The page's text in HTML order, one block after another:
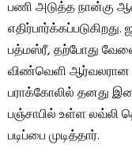
பணி அடுத்த நான்கு
பத்மஸ்ரீ, தற்போது
விண்வெளி
பராக்கோலில் தனது
பஞ்சாபில் உள்ள லவ்லி
படிப்பை முடித்தார்.